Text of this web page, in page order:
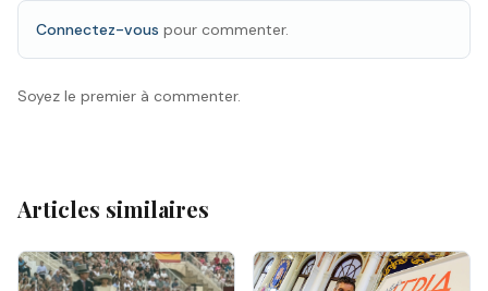
Connectez-vous pour commenter.
Soyez le premier à commenter.
Articles similaires